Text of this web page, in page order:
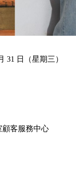
31 日（星期三）
顧客服務中心